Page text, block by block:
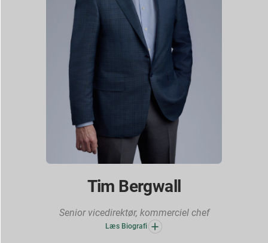
Tim Bergwall
Senior vicedirektør, kommerciel chef
Læs Biografi